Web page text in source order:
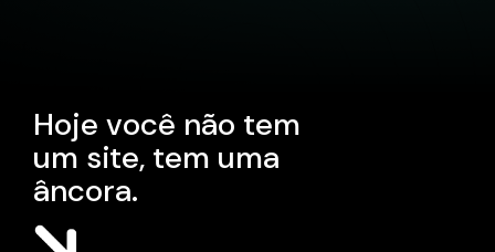
Hoje você não tem
um site, tem uma
âncora.